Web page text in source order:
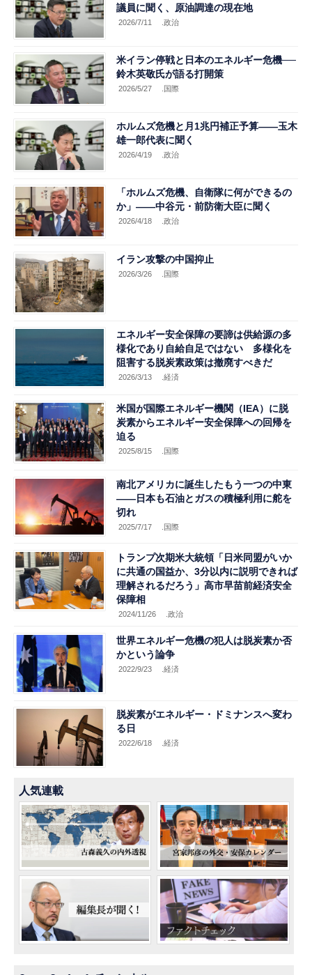
議員に聞く、原油調達の現在地
2026/7/11 .政治
米イラン停戦と日本のエネルギー危機──
鈴木英敬氏が語る打開策
2026/5/27 .国際
ホルムズ危機と月1兆円補正予算——玉木
雄一郎代表に聞く
2026/4/19 .政治
「ホルムズ危機、自衛隊に何ができるの
か」——中谷元・前防衛大臣に聞く
2026/4/18 .政治
イラン攻撃の中国抑止
2026/3/26 .国際
エネルギー安全保障の要諦は供給源の多
様化であり自給自足ではない 多様化を
阻害する脱炭素政策は撤廃すべきだ
2026/3/13 .経済
米国が国際エネルギー機関（IEA）に脱
炭素からエネルギー安全保障への回帰を
迫る
2025/8/15 .国際
南北アメリカに誕生したもう一つの中東
――日本も石油とガスの積極利用に舵を
切れ
2025/7/17 .国際
トランプ次期米大統領「日米同盟がいか
に共通の国益か、3分以内に説明できれば
理解されるだろう」高市早苗前経済安全
保障相
2024/11/26 .政治
世界エネルギー危機の犯人は脱炭素か否
かという論争
2022/9/23 .経済
脱炭素がエネルギー・ドミナンスへ変わ
る日
2022/6/18 .経済
人気連載